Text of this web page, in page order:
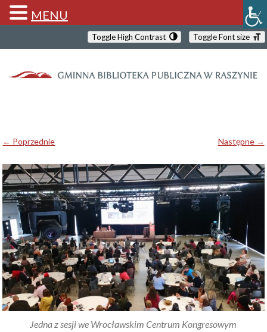
Toggle High Contrast Toggle Font size
← Poprzednie Następne →
Jedna z sesji we Wrocławskim Centrum Kongresowym
MENU